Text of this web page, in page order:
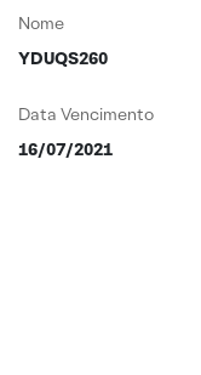
Nome
YDUQS260
Data Vencimento
16/07/2021